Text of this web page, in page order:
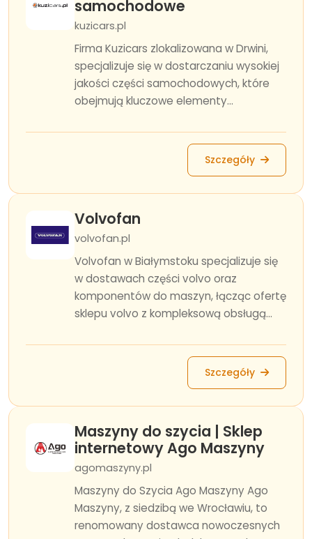
samochodowe
kuzicars.pl
Firma Kuzicars zlokalizowana w Drwini,
specjalizuje się w dostarczaniu wysokiej
jakości części samochodowych, które
obejmują kluczowe elementy...
Szczegóły
Volvofan
volvofan.pl
Volvofan w Białymstoku specjalizuje się
w dostawach części volvo oraz
komponentów do maszyn, łącząc ofertę
sklepu volvo z kompleksową obsługą...
Szczegóły
Maszyny do szycia | Sklep
internetowy Ago Maszyny
agomaszyny.pl
Maszyny do Szycia Ago Maszyny Ago
Maszyny, z siedzibą we Wrocławiu, to
renomowany dostawca nowoczesnych